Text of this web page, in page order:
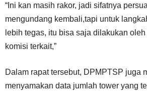
“Ini kan masih rakor, jadi sifatnya
mengundang kembali,tapi untuk
lebih tegas, itu bisa saja dilakukan
komisi terkait,”
Dalam rapat tersebut, DPMPTSP juga
menyamakan data jumlah tower yang